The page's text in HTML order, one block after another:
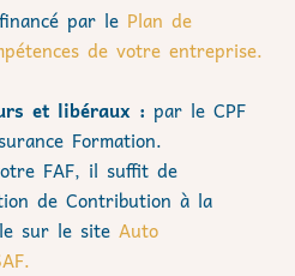
par le Plan de
de votre entreprise.
et libéraux : par le CPF
Formation.
FAF, il suffit de
de Contribution à la
sur le site Auto